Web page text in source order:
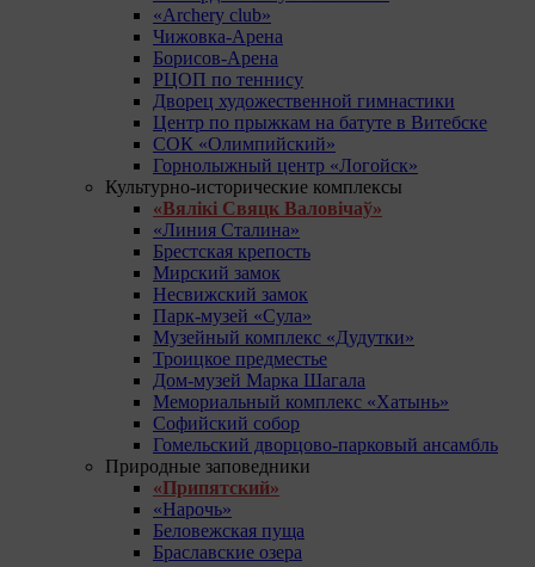
«Archery club»
Чижовка-Арена
Борисов-Арена
РЦОП по теннису
Дворец художественной гимнастики
Центр по прыжкам на батуте в Витебске
СОК «Олимпийский»
Горнолыжный центр «Логойск»
Культурно-исторические комплексы
«Вялікі Свяцк Валовічаў»
«Линия Сталина»
Брестская крепость
Мирский замок
Несвижский замок
Парк-музей «Сула»
Музейный комплекс «Дудутки»
Троицкое предместье
Дом-музей Марка Шагала
Мемориальный комплекс «Хатынь»
Софийский собор
Гомельский дворцово-парковый ансамбль
Природные заповедники
«Припятский»
«Нарочь»
Беловежская пуща
Браславские озера